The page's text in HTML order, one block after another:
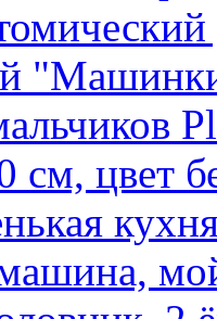
см, цвет